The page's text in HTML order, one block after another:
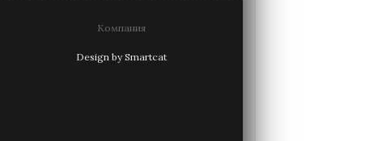
Компания
Design by Smartcat